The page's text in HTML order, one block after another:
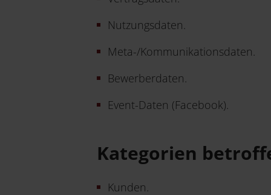
Nutzungsdaten.
Meta-/Kommunikationsdaten.
Bewerberdaten.
Event-Daten (Facebook).
Kategorien
Kunden.